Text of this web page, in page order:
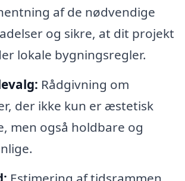
af de nødvendige
og sikre, at dit projekt
lokale bygningsregler.
Rådgivning om
der ikke kun er æstetisk
men også holdbare og